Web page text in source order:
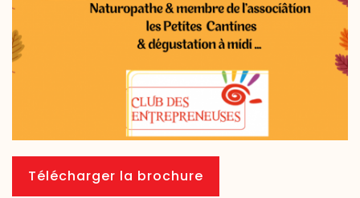
Télécharger la brochure